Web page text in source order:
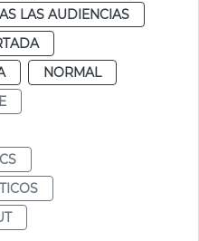
LAS AUDIENCIAS
NORMAL